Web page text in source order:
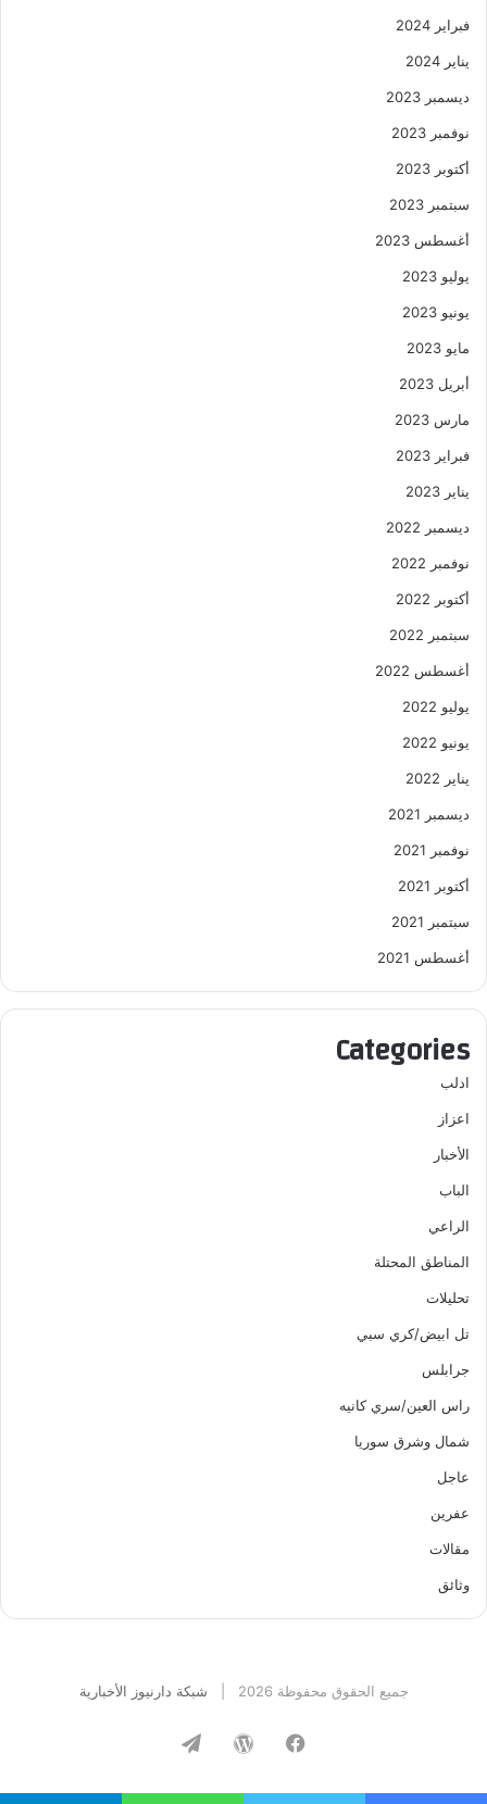
فبراير 2024
يناير 2024
ديسمبر 2023
نوفمبر 2023
أكتوبر 2023
سبتمبر 2023
أغسطس 2023
يوليو 2023
يونيو 2023
مايو 2023
أبريل 2023
مارس 2023
فبراير 2023
يناير 2023
ديسمبر 2022
نوفمبر 2022
أكتوبر 2022
سبتمبر 2022
أغسطس 2022
يوليو 2022
يونيو 2022
يناير 2022
ديسمبر 2021
نوفمبر 2021
أكتوبر 2021
سبتمبر 2021
أغسطس 2021
Categories
ادلب
اعزاز
الأخبار
الباب
الراعي
المناطق المحتلة
تحليلات
تل ابيض/كري سبي
جرابلس
راس العين/سري كانيه
شمال وشرق سوريا
عاجل
عفرين
مقالات
وثائق
جميع الحقوق محفوظة 2026 | شبكة دارنيوز الأخبارية
فيسبوكووردبريستيلقرام